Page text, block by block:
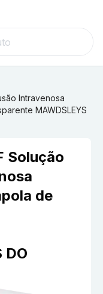
Intravenosa
MAWDSLEYS
Solução
de
DO